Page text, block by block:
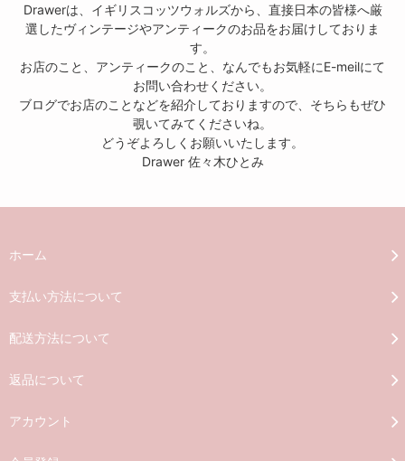
Drawerは、イギリスコッツウォルズから、直接日本の皆様へ厳
選したヴィンテージやアンティークのお品をお届けしておりま
す。
お店のこと、アンティークのこと、なんでもお気軽にE-meilにて
お問い合わせください。
ブログでお店のことなどを紹介しておりますので、そちらもぜひ
覗いてみてくださいね。
どうぞよろしくお願いいたします。
Drawer 佐々木ひとみ
ホーム
支払い方法について
配送方法について
返品について
アカウント